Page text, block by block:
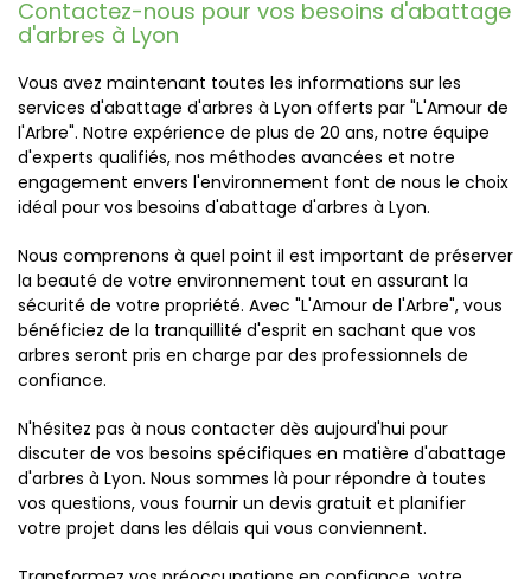
Contactez-nous pour vos besoins d'abattage
d'arbres à Lyon
Vous avez maintenant toutes les informations sur les
services d'abattage d'arbres à Lyon offerts par "L'Amour de
l'Arbre". Notre expérience de plus de 20 ans, notre équipe
d'experts qualifiés, nos méthodes avancées et notre
engagement envers l'environnement font de nous le choix
idéal pour vos besoins d'abattage d'arbres à Lyon.
Nous comprenons à quel point il est important de préserver
la beauté de votre environnement tout en assurant la
sécurité de votre propriété. Avec "L'Amour de l'Arbre", vous
bénéficiez de la tranquillité d'esprit en sachant que vos
arbres seront pris en charge par des professionnels de
confiance.
N'hésitez pas à nous contacter dès aujourd'hui pour
discuter de vos besoins spécifiques en matière d'abattage
d'arbres à Lyon. Nous sommes là pour répondre à toutes
vos questions, vous fournir un devis gratuit et planifier
votre projet dans les délais qui vous conviennent.